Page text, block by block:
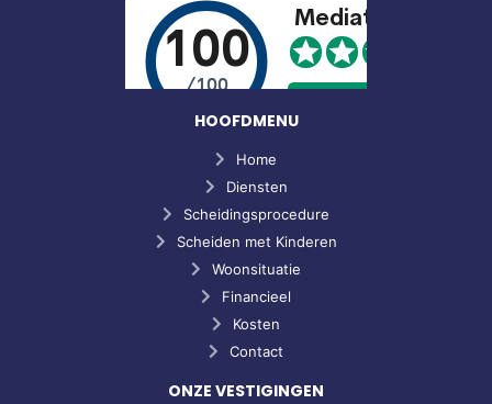
HOOFDMENU
Home
Diensten
Scheidingsprocedure
Scheiden met Kinderen
Woonsituatie
Financieel
Kosten
Contact
ONZE VESTIGINGEN